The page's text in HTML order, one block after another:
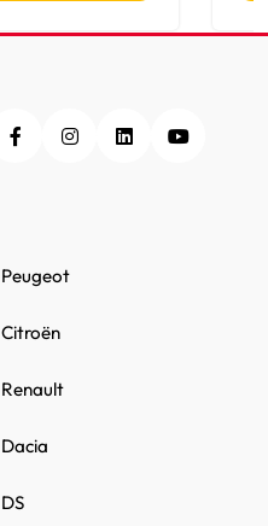
Peugeot
DS
Citroën
Renault
Dacia